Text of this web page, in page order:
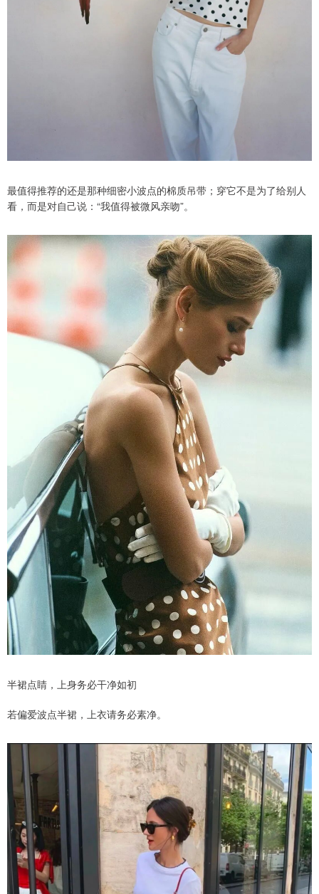
最值得推荐的还是那种细密小波点的棉质吊带；穿它不是为了给别人
看，而是对自己说：“我值得被微风亲吻”。
半裙点睛，上身务必干净如初
若偏爱波点半裙，上衣请务必素净。